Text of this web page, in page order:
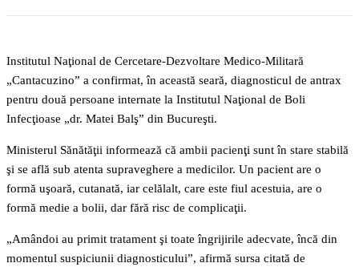
Institutul Naţional de Cercetare-Dezvoltare Medico-Militară
„Cantacuzino” a confirmat, în această seară, diagnosticul de antrax
pentru două persoane internate la Institutul Naţional de Boli
Infecţioase „dr. Matei Balş” din Bucureşti.
Ministerul Sănătăţii informează că ambii pacienţi sunt în stare stabilă
şi se află sub atenta supraveghere a medicilor. Un pacient are o
formă uşoară, cutanată, iar celălalt, care este fiul acestuia, are o
formă medie a bolii, dar fără risc de complicaţii.
„Amândoi au primit tratament şi toate îngrijirile adecvate, încă din
momentul suspiciunii diagnosticului”, afirmă sursa citată de